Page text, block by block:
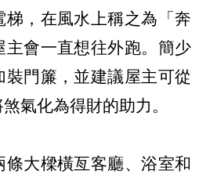
梯，在風水上稱之為「奔
主會一直想往外跑。簡少
門簾，並建議屋主可從
氣化為得財的助力。
條大樑橫亙客廳、浴室和